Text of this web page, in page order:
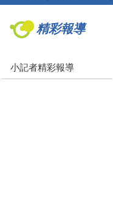
精彩報導
小記者精彩報導